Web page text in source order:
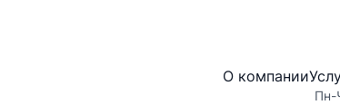
О компании
Пн-